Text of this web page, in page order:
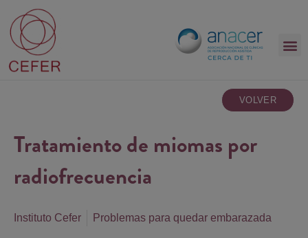
VOLVER
Tratamiento de miomas por
radiofrecuencia
Instituto Cefer Problemas para quedar embarazada